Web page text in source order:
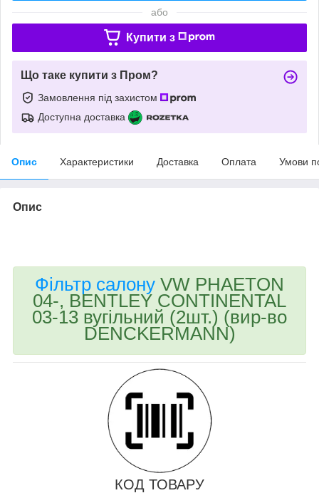
або
Купити з
Що таке купити з Пром?
Замовлення під захистом
Доступна доставка
Опис Характеристики Доставка Оплата Умови
Опис
Фільтр салону VW PHAETON
04-, BENTLEY CONTINENTAL
03-13 вугільний (2шт.) (вир-во
DENCKERMANN)
КОД ТОВАРУ